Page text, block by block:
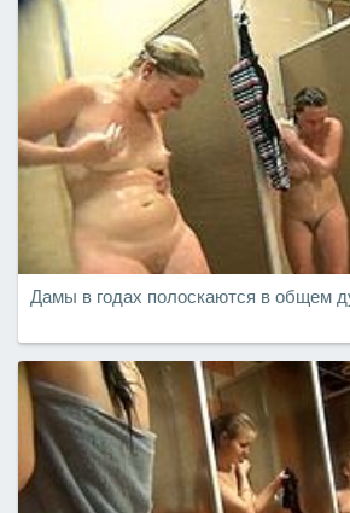
Дамы в годах полоскаются в общем